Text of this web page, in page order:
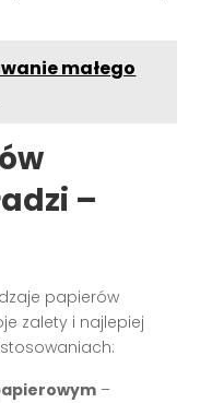
małego
–
papierów
zalety i najlepiej
–